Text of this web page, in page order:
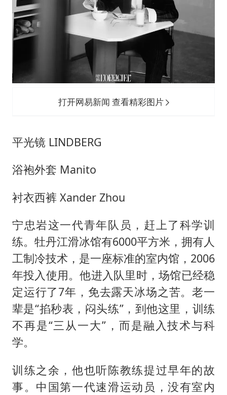
打开网易新闻 查看精彩图片
平光镜 LINDBERG
浴袍外套 Manito
衬衣西裤 Xander Zhou
宁忠岩这一代青年队员，赶上了科学训
练。牡丹江滑冰馆有6000平方米，拥有人
工制冷技术，是一座标准的室内馆，2006
年投入使用。他进入队里时，场馆已经稳
定运行了7年，免去露天冰场之苦。老一
辈是“掐秒表，闷头练”，到他这里，训练
不再是“三从一大”，而是融入技术与科
学。
训练之余，他也听陈教练提过早年的故
事。中国第一代速滑运动员，没有室内